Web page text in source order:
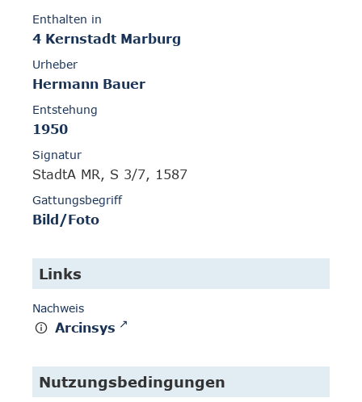
Enthalten in
4 Kernstadt Marburg
Urheber
Hermann Bauer
Entstehung
1950
Signatur
StadtA MR, S 3/7, 1587
Gattungsbegriff
Bild/Foto
Links
Nachweis
Arcinsys
Nutzungsbedingungen